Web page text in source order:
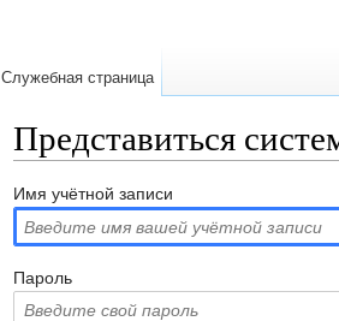
Представиться
Имя учётной записи
Пароль
Служебная страница